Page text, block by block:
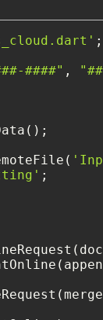
;
####" ,